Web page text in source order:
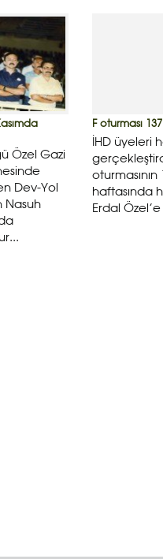
Özel Gazi
Dev-Yol
Nasuh
F oturması
İHD üyeleri
oturmasının
haftasında
Erdal